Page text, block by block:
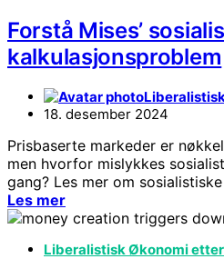
Forstå Mises’
kalkulasjonsproblem
18. desember 2024
Prisbaserte markeder er
men hvorfor mislykkes
gang? Les mer om
Les mer
Liberalistisk Økonomi